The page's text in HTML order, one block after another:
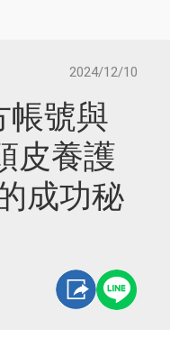
2024/12/10
帳號與
皮養護
成功秘